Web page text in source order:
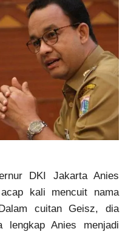
DKI Jakarta Anies
kali mencuit nama
cuitan Geisz, dia
lengkap Anies menjadi